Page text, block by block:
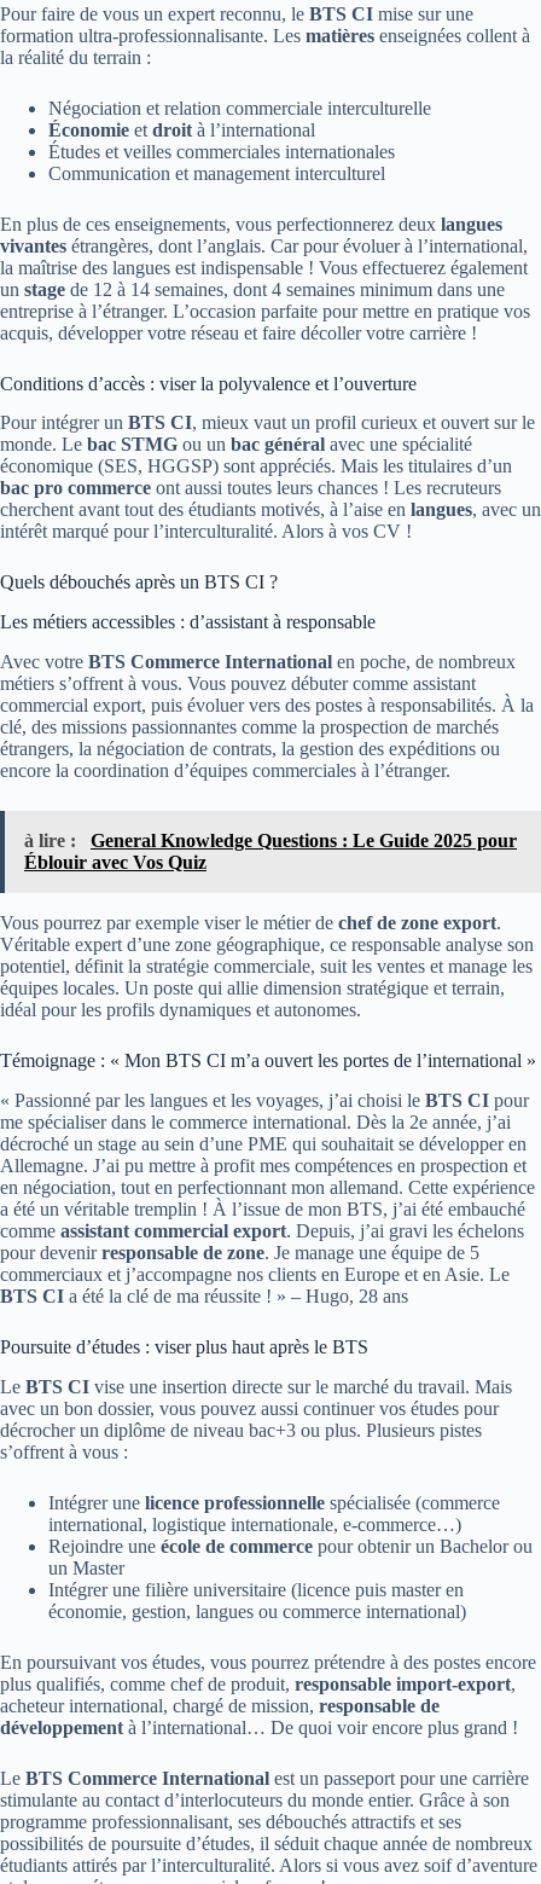
Pour faire de vous un expert reconnu, le BTS CI mise sur une
formation ultra-professionnalisante. Les matières enseignées collent à
la réalité du terrain :
Négociation et relation commerciale interculturelle
Économie et droit à l’international
Études et veilles commerciales internationales
Communication et management interculturel
En plus de ces enseignements, vous perfectionnerez deux langues
vivantes étrangères, dont l’anglais. Car pour évoluer à l’international,
la maîtrise des langues est indispensable ! Vous effectuerez également
un stage de 12 à 14 semaines, dont 4 semaines minimum dans une
entreprise à l’étranger. L’occasion parfaite pour mettre en pratique vos
acquis, développer votre réseau et faire décoller votre carrière !
Conditions d’accès : viser la polyvalence et l’ouverture
Pour intégrer un BTS CI, mieux vaut un profil curieux et ouvert sur le
monde. Le bac STMG ou un bac général avec une spécialité
économique (SES, HGGSP) sont appréciés. Mais les titulaires d’un
bac pro commerce ont aussi toutes leurs chances ! Les recruteurs
cherchent avant tout des étudiants motivés, à l’aise en langues, avec un
intérêt marqué pour l’interculturalité. Alors à vos CV !
Quels débouchés après un BTS CI ?
Les métiers accessibles : d’assistant à responsable
Avec votre BTS Commerce International en poche, de nombreux
métiers s’offrent à vous. Vous pouvez débuter comme assistant
commercial export, puis évoluer vers des postes à responsabilités. À la
clé, des missions passionnantes comme la prospection de marchés
étrangers, la négociation de contrats, la gestion des expéditions ou
encore la coordination d’équipes commerciales à l’étranger.
à lire :
General Knowledge Questions : Le Guide 2025 pour
Éblouir avec Vos Quiz
Vous pourrez par exemple viser le métier de chef de zone export.
Véritable expert d’une zone géographique, ce responsable analyse son
potentiel, définit la stratégie commerciale, suit les ventes et manage les
équipes locales. Un poste qui allie dimension stratégique et terrain,
idéal pour les profils dynamiques et autonomes.
Témoignage : « Mon BTS CI m’a ouvert les portes de l’international »
« Passionné par les langues et les voyages, j’ai choisi le BTS CI pour
me spécialiser dans le commerce international. Dès la 2e année, j’ai
décroché un stage au sein d’une PME qui souhaitait se développer en
Allemagne. J’ai pu mettre à profit mes compétences en prospection et
en négociation, tout en perfectionnant mon allemand. Cette expérience
a été un véritable tremplin ! À l’issue de mon BTS, j’ai été embauché
comme assistant commercial export. Depuis, j’ai gravi les échelons
pour devenirresponsable de zone. Je manage une équipe de 5
commerciaux et j’accompagne nos clients en Europe et en Asie. Le
BTS CI a été la clé de ma réussite ! » – Hugo, 28 ans
Poursuite d’études : viser plus haut après le BTS
Le BTS CI vise une insertion directe sur le marché du travail. Mais
avec un bon dossier, vous pouvez aussi continuer vos études pour
décrocher un diplôme de niveau bac+3 ou plus. Plusieurs pistes
s’offrent à vous :
Intégrer une licence professionnelle spécialisée (commerce
international, logistique internationale, e-commerce…)
Rejoindre une école de commerce pour obtenir un Bachelor ou
un Master
Intégrer une filière universitaire (licence puis master en
économie, gestion, langues ou commerce international)
En poursuivant vos études, vous pourrez prétendre à des postes encore
plus qualifiés, comme chef de produit, responsable import-export,
acheteur international, chargé de mission, responsable de
développement à l’international… De quoi voir encore plus grand !
Le BTS Commerce International est un passeport pour une carrière
stimulante au contact d’interlocuteurs du monde entier. Grâce à son
programme professionnalisant, ses débouchés attractifs et ses
possibilités de poursuite d’études, il séduit chaque année de nombreux
étudiants attirés par l’interculturalité. Alors si vous avez soif d’aventure